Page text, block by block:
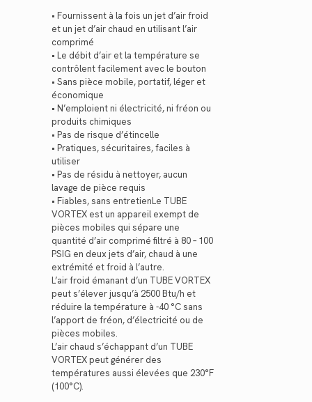
• Fournissent à la fois un jet d’air froid
et un jet d’air chaud en utilisant l’air
comprimé
• Le débit d’air et la température se
contrôlent facilement avec le bouton
• Sans pièce mobile, portatif, léger et
économique
• N’emploient ni électricité, ni fréon ou
produits chimiques
• Pas de risque d’étincelle
• Pratiques, sécuritaires, faciles à
utiliser
• Pas de résidu à nettoyer, aucun
lavage de pièce requis
• Fiables, sans entretienLe TUBE
VORTEX est un appareil exempt de
pièces mobiles qui sépare une
quantité d’air comprimé filtré à 80 – 100
PSIG en deux jets d’air, chaud à une
extrémité et froid à l’autre.
L’air froid émanant d’un TUBE VORTEX
peut s’élever jusqu’à 2500 Btu/h et
réduire la température à -40 °C sans
l’apport de fréon, d’électricité ou de
pièces mobiles.
L’air chaud s’échappant d’un TUBE
VORTEX peut générer des
températures aussi élevées que 230°F
(100°C).